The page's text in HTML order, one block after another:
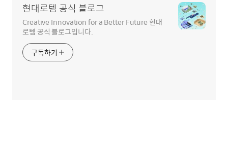
현대로템 공식 블로그
Creative Innovation for a Better Future 현대
로템 공식 블로그입니다.
구독하기